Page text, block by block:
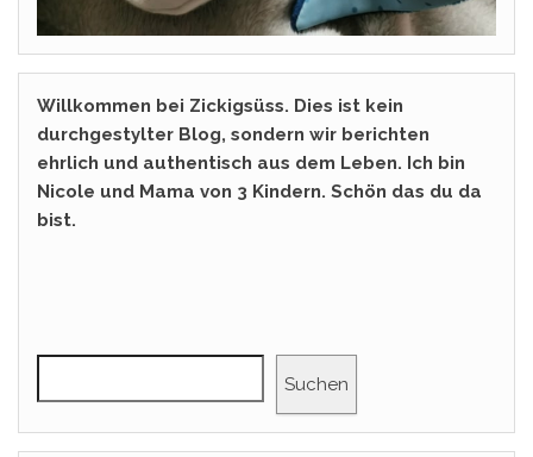
Willkommen bei Zickigsüss. Dies ist kein
durchgestylter Blog, sondern wir berichten
ehrlich und authentisch aus dem Leben. Ich bin
Nicole und Mama von 3 Kindern. Schön das du da
bist.
Suchen